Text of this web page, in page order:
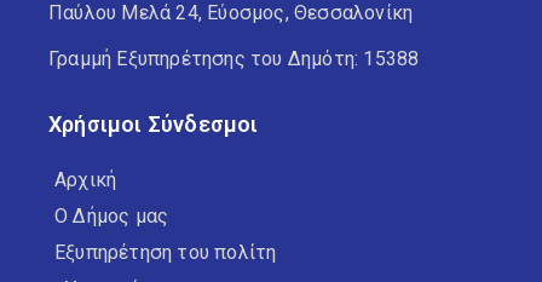
Παύλου Μελά 24, Εύοσμος, Θεσσαλονίκη
Γραμμή Εξυπηρέτησης του Δημότη: 15388
Χρήσιμοι Σύνδεσμοι
Αρχική
Ο Δήμος μας
Εξυπηρέτηση του πολίτη